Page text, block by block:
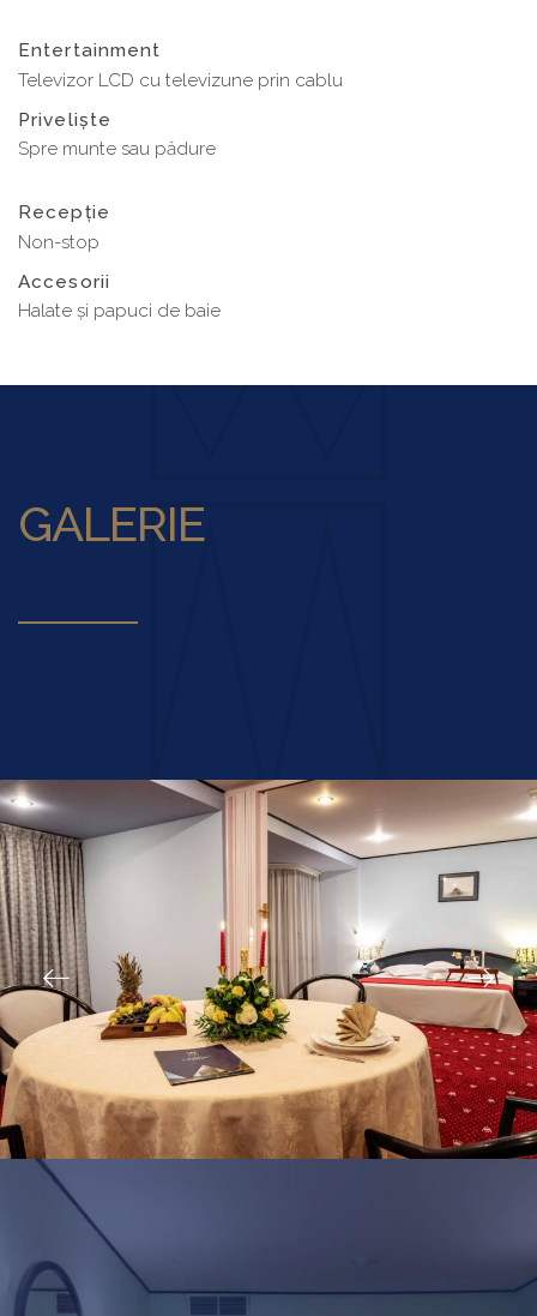
Entertainment
Televizor LCD cu televizune prin cablu
Priveliște
Spre munte sau pădure
Recepție
Non-stop
Accesorii
Halate și papuci de baie
GALERIE